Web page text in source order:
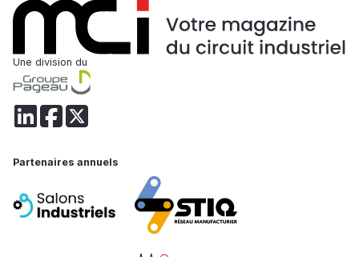
Une division du
Partenaires annuels